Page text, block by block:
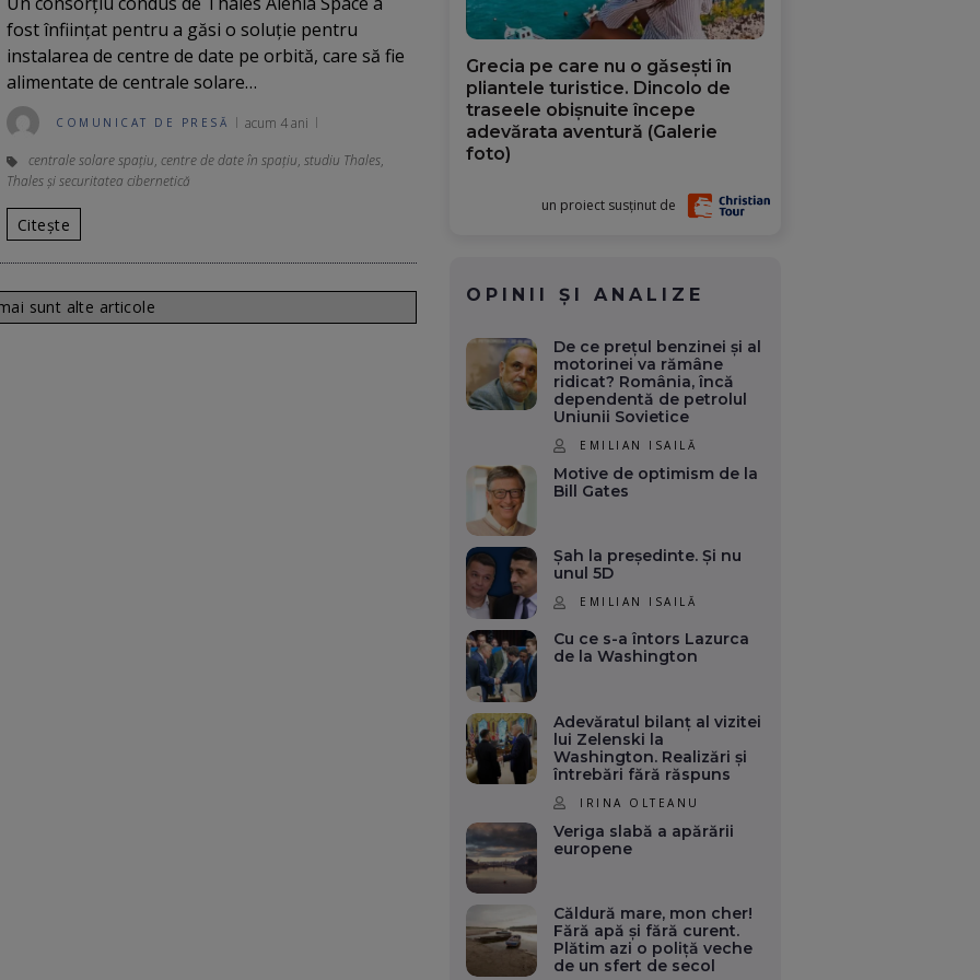
fost înființat pentru a găsi o soluție pentru
instalarea de centre de date pe orbită, care să fie
alimentate de centrale solare…
COMUNICAT DE PRESĂ acum 4 ani
centrale solare spaţiu, centre de date în spațiu, studiu Thales,
Thales și securitatea cibernetică
Citește
sunt alte articole
Grecia pe care nu o găsești în
pliantele turistice. Dincolo de
traseele obișnuite începe
adevărata aventură (Galerie
foto)
un proiect susținut de
OPINII ȘI ANALIZE
De ce prețul benzinei și al
motorinei va rămâne
ridicat? România, încă
dependentă de petrolul
Uniunii Sovietice
EMILIAN ISAILĂ
Motive de optimism de la
Bill Gates
Șah la președinte. Și nu
unul 5D
EMILIAN ISAILĂ
Cu ce s-a întors Lazurca
de la Washington
Adevăratul bilanț al vizitei
lui Zelenski la
Washington. Realizări și
întrebări fără răspuns
IRINA OLTEANU
Veriga slabă a apărării
europene
Căldură mare, mon cher!
Fără apă și fără curent.
Plătim azi o poliță veche
de un sfert de secol